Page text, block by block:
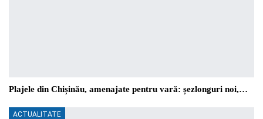
Plajele din Chișinău, amenajate pentru vară: șezlonguri noi,…
ACTUALITATE